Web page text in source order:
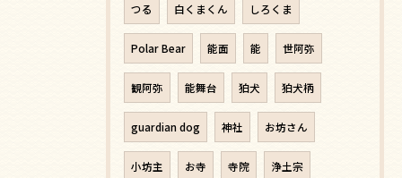
つる 白くまくん しろくま
Polar Bear 能面 能 世阿弥
観阿弥 能舞台 狛犬 狛犬柄
guardian dog 神社 お坊さん
小坊主 お寺 寺院 浄土宗